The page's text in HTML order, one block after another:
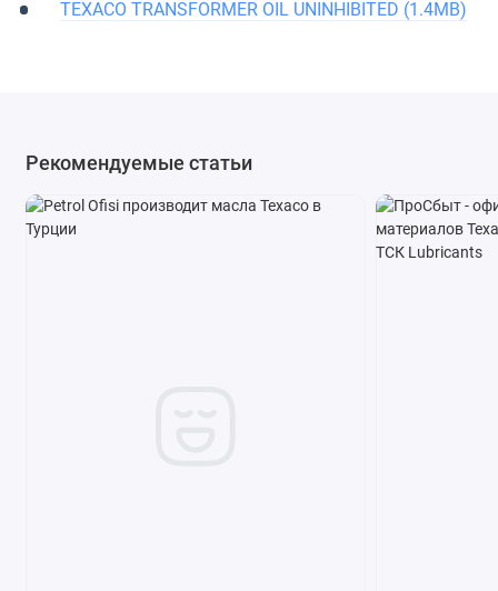
TEXACO TRANSFORMER OIL UNINHIBITED (1.4MB)
Рекомендуемые статьи